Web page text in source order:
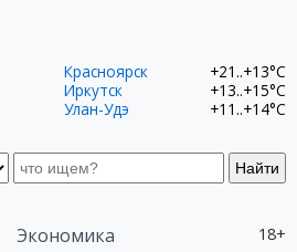
Найти
Красноярск
+21..+13°C
Иркутск
+13..+15°C
Улан-Удэ
+11..+14°C
18+
Экономика